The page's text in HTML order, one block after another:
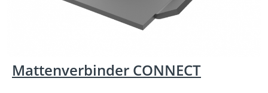
Mattenverbinder CONNECT